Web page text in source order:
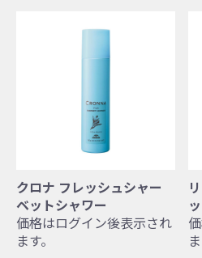
クロナ フレッシュシャー
ベットシャワー
価格はログイン後表示され
ます。